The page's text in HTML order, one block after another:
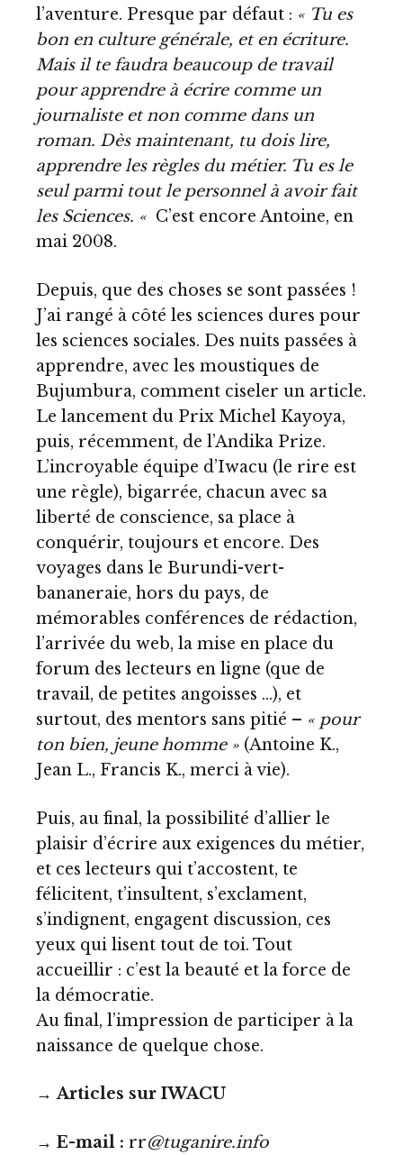
l’aventure. Presque par défaut : « Tu es
bon en culture générale, et en écriture.
Mais il te faudra beaucoup de travail
pour apprendre à écrire comme un
journaliste et non comme dans un
roman. Dès maintenant, tu dois lire,
apprendre les règles du métier. Tu es le
seul parmi tout le personnel à avoir fait
les Sciences. « C’est encore Antoine, en
mai 2008.
Depuis, que des choses se sont passées !
J’ai rangé à côté les sciences dures pour
les sciences sociales. Des nuits passées à
apprendre, avec les moustiques de
Bujumbura, comment ciseler un article.
Le lancement du Prix Michel Kayoya,
puis, récemment, de l’Andika Prize.
L’incroyable équipe d’Iwacu (le rire est
une règle), bigarrée, chacun avec sa
liberté de conscience, sa place à
conquérir, toujours et encore. Des
voyages dans le Burundi-vert-
bananeraie, hors du pays, de
mémorables conférences de rédaction,
l’arrivée du web, la mise en place du
forum des lecteurs en ligne (que de
travail, de petites angoisses …), et
surtout, des mentors sans pitié – « pour
ton bien, jeune homme » (Antoine K.,
Jean L., Francis K., merci à vie).
Puis, au final, la possibilité d’allier le
plaisir d’écrire aux exigences du métier,
et ces lecteurs qui t’accostent, te
félicitent, t’insultent, s’exclament,
s’indignent, engagent discussion, ces
yeux qui lisent tout de toi. Tout
accueillir : c’est la beauté et la force de
la démocratie.
Au final, l’impression de participer à la
naissance de quelque chose.
→Articles sur IWACU
→ E-mail : rr@tuganire.info